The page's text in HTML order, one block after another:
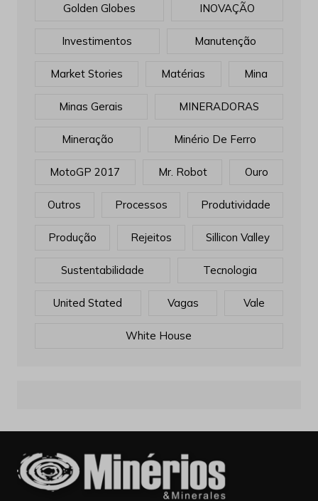
Golden Globes INOVAÇÃO
Investimentos Manutenção
Market Stories Matérias Mina
Minas Gerais MINERADORAS
Mineração Minério De Ferro
MotoGP 2017 Mr. Robot Ouro
Outros Processos Produtividade
Produção Rejeitos Sillicon Valley
Sustentabilidade Tecnologia
United Stated Vagas Vale
White House